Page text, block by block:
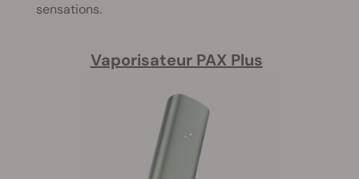
sensations.
Vaporisateur PAX Plus